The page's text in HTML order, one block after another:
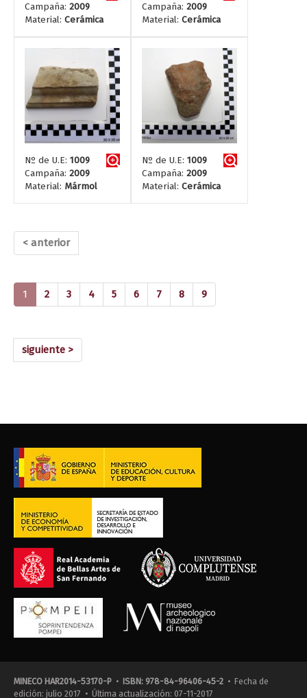
Campaña: 2009
Material: Cerámica
Campaña: 2009
Material: Cerámica
Nº de U.E: 1009
Campaña: 2009
Material: Mármol
Nº de U.E: 1009
Campaña: 2009
Material: Cerámica
< anterior
1 (current)
2 3 4 5 6 7 8 9
siguiente >
MINECO HAR2014-53170-P • ISBN: 978-84-96406-45-2 • Fecha de
edición: julio 2017 • Última actualización: 07-11-2017